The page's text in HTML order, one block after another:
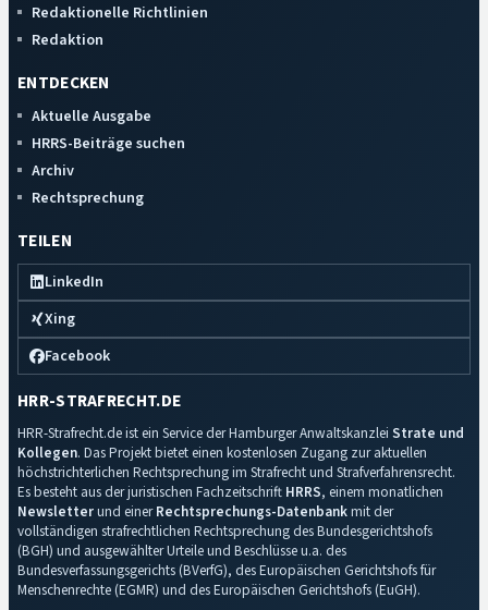
Redaktionelle Richtlinien
Redaktion
ENTDECKEN
Aktuelle Ausgabe
HRRS-Beiträge suchen
Archiv
Rechtsprechung
TEILEN
LinkedIn
Xing
Facebook
HRR-STRAFRECHT.DE
HRR-Strafrecht.de ist ein Service der Hamburger Anwaltskanzlei Strate und
Kollegen. Das Projekt bietet einen kostenlosen Zugang zur aktuellen
höchstrichterlichen Rechtsprechung im Strafrecht und Strafverfahrensrecht.
Es besteht aus der juristischen Fachzeitschrift HRRS, einem monatlichen
Newsletterund einerRechtsprechungs-Datenbankmit der
vollständigen strafrechtlichen Rechtsprechung des Bundesgerichtshofs
(BGH) und ausgewählter Urteile und Beschlüsse u.a. des
Bundesverfassungsgerichts (BVerfG), des Europäischen Gerichtshofs für
Menschenrechte (EGMR) und des Europäischen Gerichtshofs (EuGH).